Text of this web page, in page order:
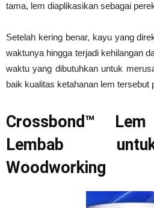
tama, lem diaplikasikan sebagai
Setelah kering benar, kayu yang
waktunya hingga terjadi kehilangan
waktu yang dibutuhkan untuk
baik kualitas ketahanan lem tersebut
Crossbond™
Lembab
Woodworking